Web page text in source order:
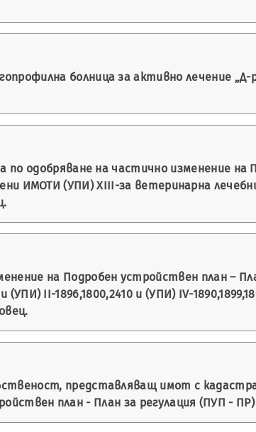
болница за активно лечение „Д-
по одобряване на частично изменение
ИМОТИ (УПИ) ХIII-за ветеринарна
на Подробен устройствен план –
II-1896,1800,2410 и (УПИ) IV-
представляващ имот с
план - План за регулация (ПУП - ПР)